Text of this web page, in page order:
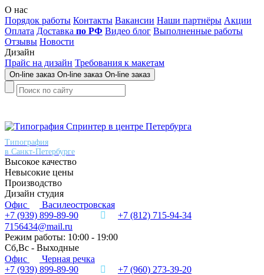
О нас
Порядок работы Контакты Вакансии Наши партнёры Акции
Оплата Доставка по РФ Видео блог Выполненные работы
Отзывы Новости
Дизайн
Прайс на дизайн Требования к макетам
On-line заказ On-line заказ On-line заказ
Типография
в Санкт-Петербурге
Высокое качество
Невысокие цены
Производство
Дизайн студия
Офис
Василеостровская
+7 (939) 899-89-90
+7 (812) 715-94-34
7156434@mail.ru
Режим работы: 10:00 - 19:00
Сб,Вс - Выходные
Офис
Черная речка
+7 (939) 899-89-90
+7 (960) 273-39-20